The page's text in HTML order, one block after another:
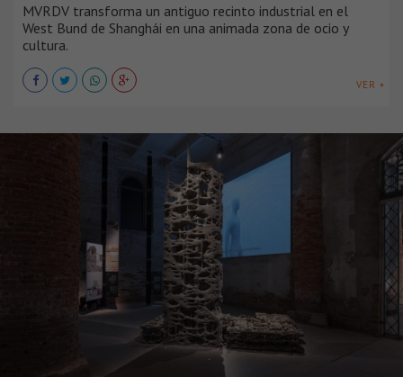
MVRDV transforma un antiguo recinto industrial en el
West Bund de Shanghái en una animada zona de ocio y
cultura.
VER +